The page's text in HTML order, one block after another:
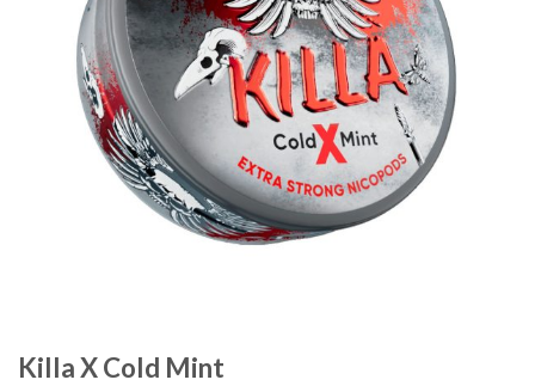
Killa X Cold Mint